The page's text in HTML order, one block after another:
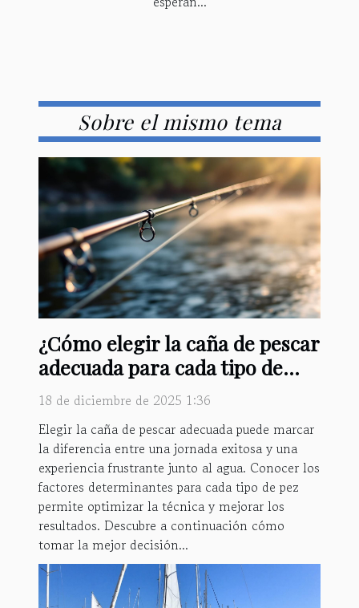
Sobre el mismo tema
¿Cómo elegir la caña de pescar
adecuada para cada tipo de
pez?
18 de diciembre de 2025 1:36
Elegir la caña de pescar adecuada puede marcar
la diferencia entre una jornada exitosa y una
experiencia frustrante junto al agua. Conocer los
factores determinantes para cada tipo de pez
permite optimizar la técnica y mejorar los
resultados. Descubre a continuación cómo
tomar la mejor decisión...